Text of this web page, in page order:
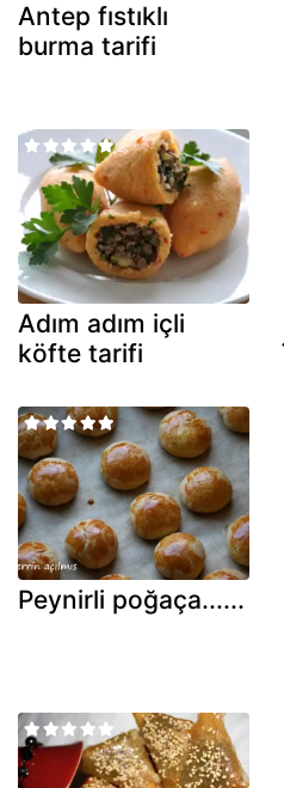
Antep fıstıklı
burma tarifi
Adım adım içli
köfte tarifi
Peynirli poğaça......